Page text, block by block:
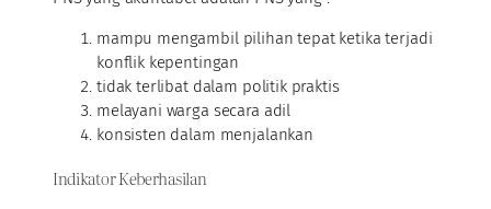
mampu mengambil pilihan tepat ketika terjadi
konflik kepentingan
tidak terlibat dalam politik praktis
melayani warga secara adil
konsisten dalam menjalankan
Indikator Keberhasilan